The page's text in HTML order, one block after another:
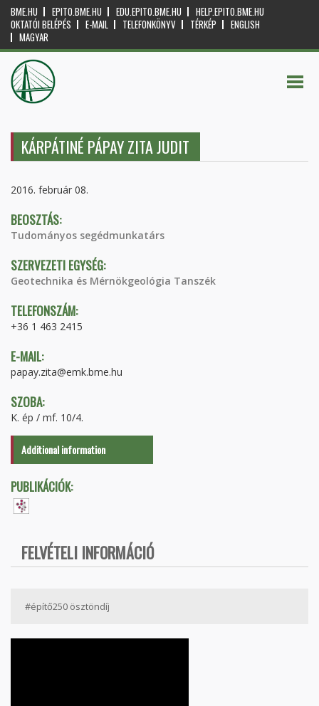
BME.HU EPITO.BME.HU EDU.EPITO.BME.HU
HELP.EPITO.BME.HU
OKTATÓI BELÉPÉS
E-MAIL TELEFONKÖNYV TÉRKÉP
ENGLISH
MAGYAR
KÁRPÁTINÉ PÁPAY ZITA JUDIT
2016. február 08.
BEOSZTÁS:
Tudományos segédmunkatárs
SZERVEZETI EGYSÉG:
Geotechnika és Mérnökgeológia Tanszék
TELEFONSZÁM:
+36 1 463 2415
E-MAIL:
papay.zita@emk.bme.hu
SZOBA:
K. ép / mf. 10/4.
Additional information
PUBLIKÁCIÓK:
FELVÉTELI INFORMÁCIÓ
#építő250 ösztöndíj